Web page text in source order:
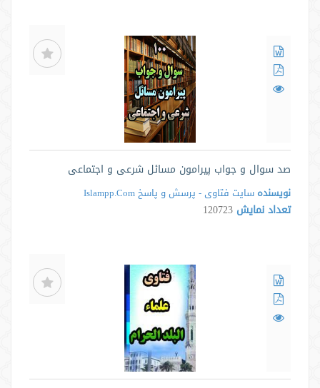
صد سوال و جواب پیرامون مسائل شرعی و اجتماعی
نویسنده سایت فتاوی - پرسش و پاسخ Islampp.Com
تعداد نمایش 120723